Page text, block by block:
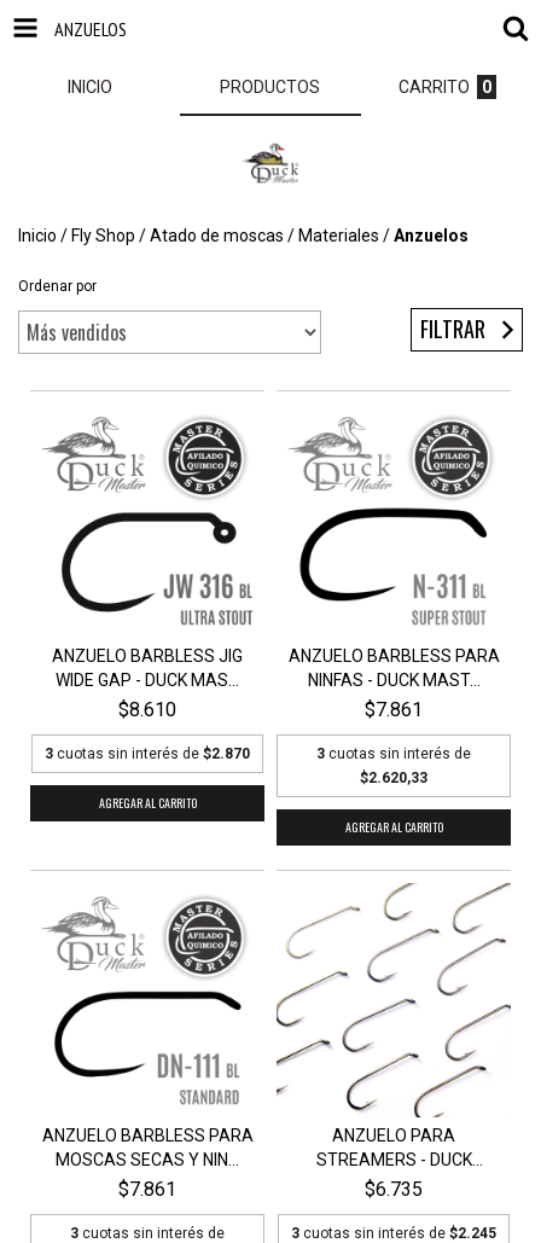
ANZUELOS
INICIO PRODUCTOS CARRITO 0
Inicio / Fly Shop /Atado de moscas / Materiales /Anzuelos
Ordenar por
FILTRAR
ANZUELO BARBLESS JIG
WIDE GAP - DUCK MAS...
$8.610
3 cuotas sin interés de $2.870
AGREGAR AL CARRITO
ANZUELO BARBLESS PARA
NINFAS - DUCK MAST...
$7.861
3 cuotas sin interés de
$2.620,33
AGREGAR AL CARRITO
ANZUELO BARBLESS PARA
MOSCAS SECAS Y NIN...
$7.861
3 cuotas sin interés de
ANZUELO PARA
STREAMERS - DUCK
MASTER S24...
$6.735
3 cuotas sin interés de $2.245